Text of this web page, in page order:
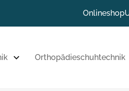
Onlineshop
Orthopädieschuhtechnik